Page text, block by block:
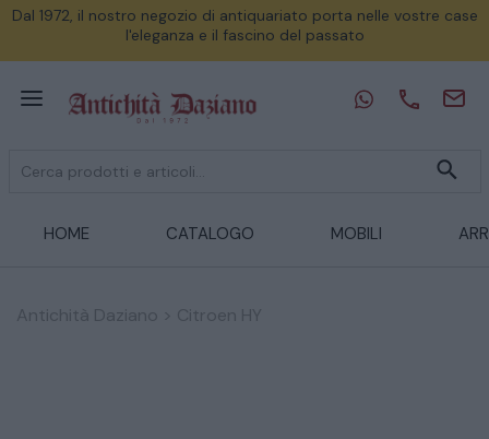
Dal 1972, il nostro negozio di antiquariato porta nelle vostre case
l'eleganza e il fascino del passato
HOME CATALOGO MOBILI
Antichità Daziano Citroen HY